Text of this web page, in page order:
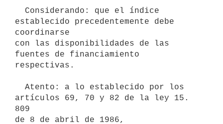
establecido precedentemente debe
coordinarse
con las disponibilidades de las
fuentes de financiamiento
respectivas.
artículos 69, 70 y 82 de la ley 15.
809
de 8 de abril de 1986,